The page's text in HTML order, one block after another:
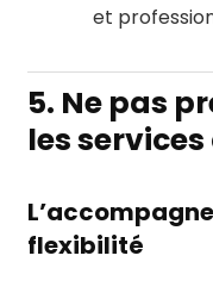
et
5. Ne pas
les
flexibilité